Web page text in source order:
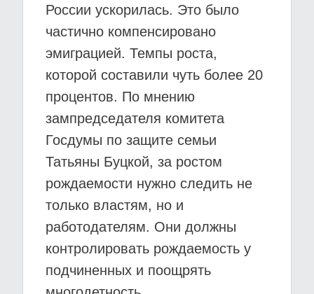
России ускорилась. Это было
частично компенсировано
эмиграцией. Темпы роста,
которой составили чуть более 20
процентов. По мнению
зампредседателя комитета
Госдумы по защите семьи
Татьяны Буцкой, за ростом
рождаемости нужно следить не
только властям, но и
работодателям. Они должны
контролировать рождаемость у
подчиненных и поощрять